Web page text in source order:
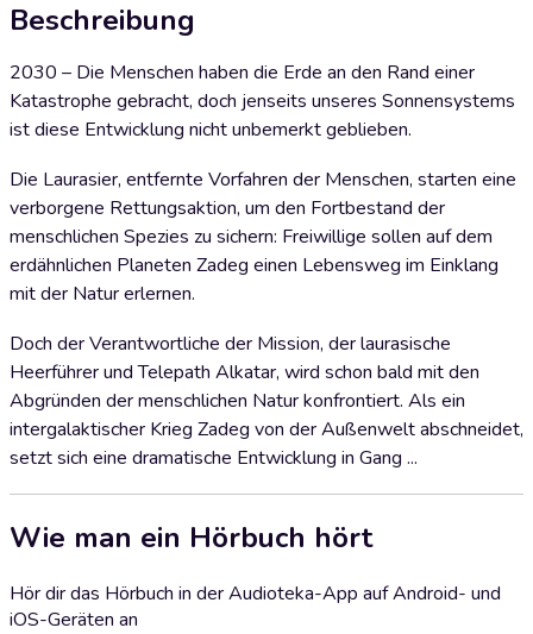
Beschreibung
2030 – Die Menschen haben die Erde an den Rand einer
Katastrophe gebracht, doch jenseits unseres Sonnensystems
ist diese Entwicklung nicht unbemerkt geblieben.
Die Laurasier, entfernte Vorfahren der Menschen, starten eine
verborgene Rettungsaktion, um den Fortbestand der
menschlichen Spezies zu sichern: Freiwillige sollen auf dem
erdähnlichen Planeten Zadeg einen Lebensweg im Einklang
mit der Natur erlernen.
Doch der Verantwortliche der Mission, der laurasische
Heerführer und Telepath Alkatar, wird schon bald mit den
Abgründen der menschlichen Natur konfrontiert. Als ein
intergalaktischer Krieg Zadeg von der Außenwelt abschneidet,
setzt sich eine dramatische Entwicklung in Gang ...
Wie man ein Hörbuch hört
Hör dir das Hörbuch in der Audioteka-App auf Android- und
iOS-Geräten an